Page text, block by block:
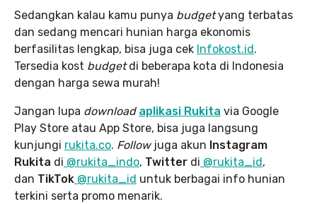
Sedangkan kalau kamu punya budgetyang terbatas
dan sedang mencari hunian harga ekonomis
berfasilitas lengkap, bisa juga cek Infokost.id .
Tersedia kost budgetdi beberapa kota di Indonesia
dengan harga sewa murah!
Jangan lupa download aplikasi Rukita via Google
Play Store atau App Store, bisa juga langsung
kunjungi rukita.co. Followjuga akun Instagram
Rukita di @rukita_indo, Twitter di @rukita_id ,
dan TikTok @rukita_id untuk berbagai info hunian
terkini serta promo menarik.